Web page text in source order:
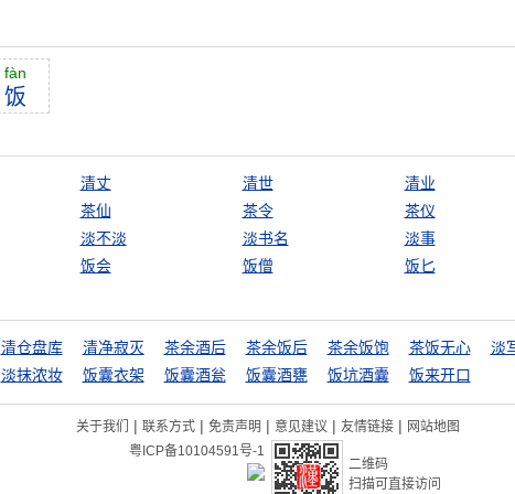
fàn
饭
清丈 清世
清业
茶仙 茶令
茶仪
淡不淡 淡书名
淡事
饭会 饭僧 饭匕
清仓盘库 清净寂灭 茶余酒后 茶余饭后 茶余饭饱 茶饭无心
淡
淡抹浓妆 饭囊衣架 饭囊酒瓮 饭囊酒甕 饭坑酒囊 饭来开口
关于我们 | 联系方式 | 免责声明 | 意见建议 | 友情链接 | 网站地图
粤ICP备10104591号-1
二维码
扫描可直接访问